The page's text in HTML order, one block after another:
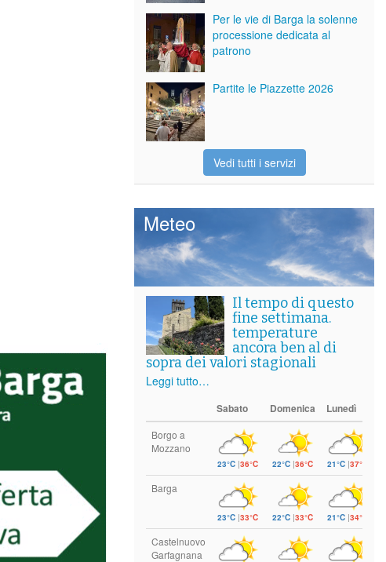
Per le vie di Barga la solenne
processione dedicata al
patrono
Partite le Piazzette 2026
Vedi tutti i servizi
Meteo
Il tempo di questo
fine settimana.
temperature
ancora ben al di
sopra dei valori stagionali
Leggi tutto…
Sabato Domenica Lunedì
Borgo a
Mozzano
23°C |36°C 22°C |36°C 21°C |37°C
Barga
23°C |33°C 22°C |33°C 21°C |34°C
Castelnuovo
Garfagnana